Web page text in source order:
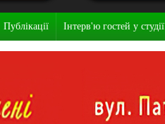
Публікації Інтерв'ю гостей у студії